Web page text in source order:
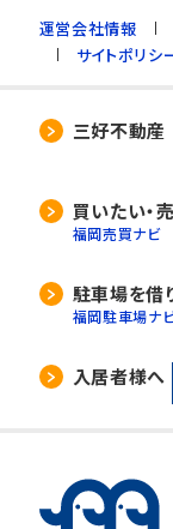
運営会社情報
サイトポリシ
三好不動産
買いたい・
福岡売買ナビ
駐車場を借
福岡駐車場ナ
入居者様へ